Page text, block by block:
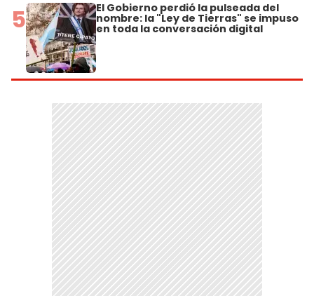
5 El Gobierno perdió la pulseada del
nombre: la "Ley de Tierras" se impuso
en toda la conversación digital